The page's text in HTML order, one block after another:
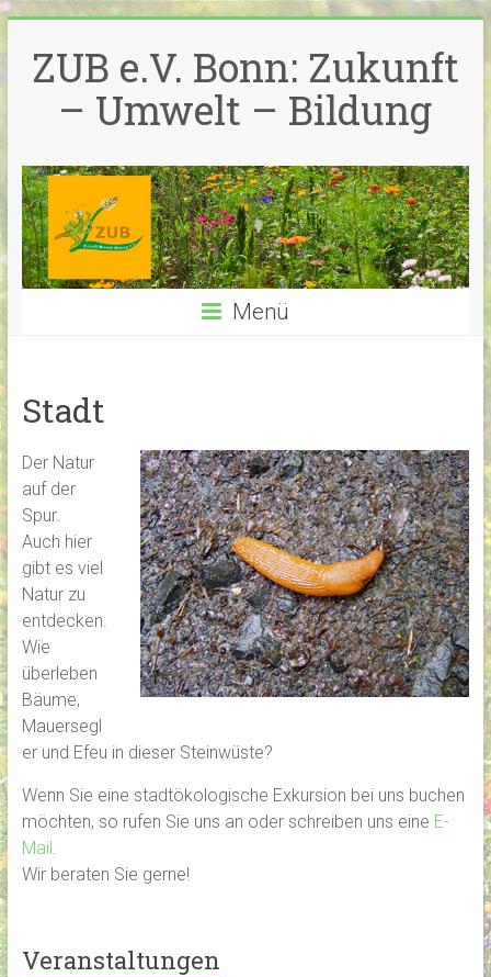
Inhalt
springen
ZUB e.V. Bonn: Zukunft
– Umwelt – Bildung
Menü
Stadt
Der Natur
auf der
Spur.
Auch hier
gibt es viel
Natur zu
entdecken.
Wie
überleben
Bäume,
Mauersegl
er und Efeu in dieser Steinwüste?
Wenn Sie eine stadtökologische Exkursion bei uns buchen
möchten, so rufen Sie uns an oder schreiben uns eine E-
Mail
Wir beraten Sie gerne!
Veranstaltungen